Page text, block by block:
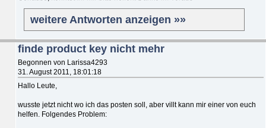
weitere Antworten anzeigen »»
finde product key nicht mehr
Begonnen von Larissa4293
31. August 2011, 18:01:18
Hallo Leute,
wusste jetzt nicht wo ich das posten soll, aber villt kann mir einer von euch
helfen. Folgendes Problem: